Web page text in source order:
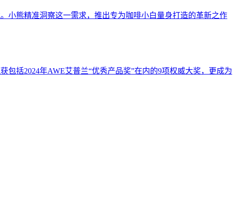
小熊精准洞察这一需求，推出专为咖啡小白量身打造的革新之作
括2024年AWE艾普兰“优秀产品奖”在内的9项权威大奖，更成为